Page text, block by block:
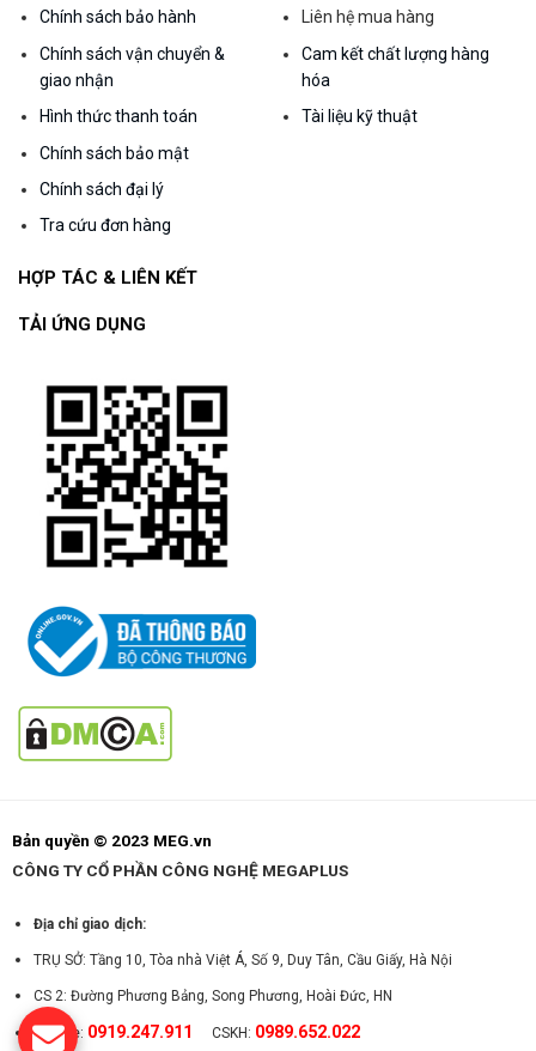
Chính sách bảo hành
Chính sách vận chuyển &
giao nhận
Hình thức thanh toán
Chính sách bảo mật
Chính sách đại lý
Tra cứu đơn hàng
Liên hệ mua hàng
Cam kết chất lượng hàng
hóa
Tài liệu kỹ thuật
HỢP TÁC & LIÊN KẾT
TẢI ỨNG DỤNG
Bản quyền © 2023 MEG.vn
CÔNG TY CỔ PHẦN CÔNG NGHỆ MEGAPLUS
Địa chỉ giao dịch:
TRỤ SỞ: Tầng 10, Tòa nhà Việt Á, Số 9, Duy Tân, Cầu Giấy, Hà Nội
CS 2: Đường Phương Bảng, Song Phương, Hoài Đức, HN
Hotline: 0919.247.911 CSKH: 0989.652.022